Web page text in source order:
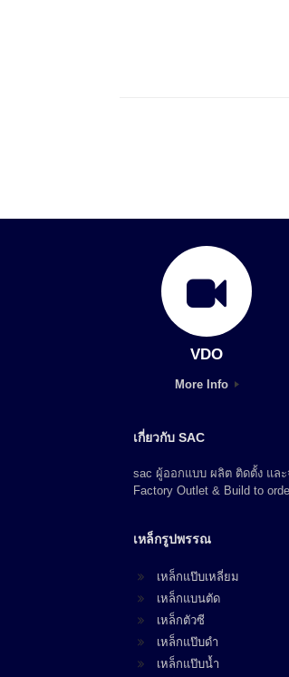
VDO
More Info
เกี่ยวกับ SAC
sac ผู้ออกแบบ ผลิต ติดตั้ง แล
Factory Outlet & Build to
เหล็กรูปพรรณ
เหล็กแป๊บเหลี่ยม
เหล็กแบนตัด
เหล็กตัวซี
เหล็กแป๊บดำ
เหล็กแป๊บน้ำ